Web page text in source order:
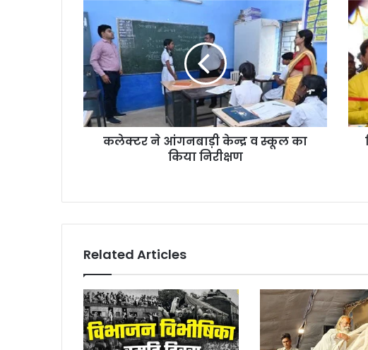
ने
आंगनबाड़ी
केन्द्र
व
स्कूल
का
किया
निरीक्षण
कलेक्टर ने आंगनबाड़ी केन्द्र व स्कूल का
किया निरीक्षण
विस.
अध्यक्ष
रमन
सिंह
ने
नवीन
पुलिस
Related Articles